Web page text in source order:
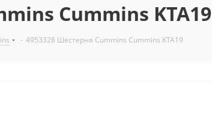
Cummins KTA19
- 4953328 Шестерня Cummins Cummins KTA19